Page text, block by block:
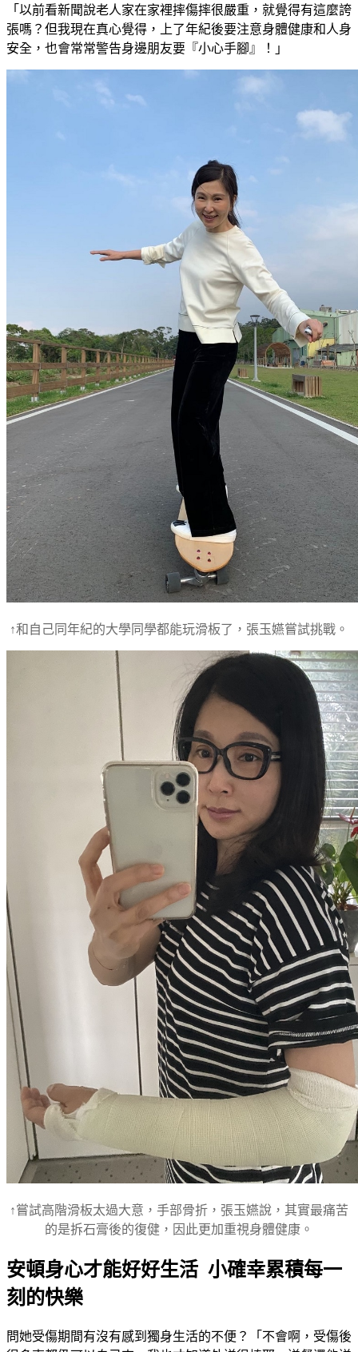
「以前看新聞說老人家在家裡摔傷摔很嚴重，就覺得有這麼誇
張嗎？但我現在真心覺得，上了年紀後要注意身體健康和人身
安全，也會常常警告身邊朋友要『小心手腳』！」
↑和自己同年紀的大學同學都能玩滑板了，張玉嬿嘗試挑戰。
↑嘗試高階滑板太過大意，手部骨折，張玉嬿說，其實最痛苦
的是拆石膏後的復健，因此更加重視身體健康。
安頓身心才能好好生活 小確幸累積每一
刻的快樂
問她受傷期間有沒有感到獨身生活的不便？「不會啊，受傷後